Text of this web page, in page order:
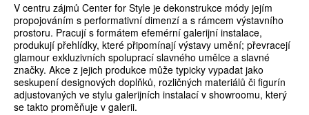
V centru zájmů Center for Style je dekonstrukce módy jejím
propojováním s performativní dimenzí a s rámcem výstavního
prostoru. Pracují s formátem efemérní galerijní instalace,
produkují přehlídky, které připomínají výstavy umění; převracejí
glamour exkluzivních spoluprací slavného umělce a slavné
značky. Akce z jejich produkce může typicky vypadat jako
seskupení designových doplňků, rozličných materiálů či figurín
adjustovaných ve stylu galerijních instalací v showroomu, který
se takto proměňuje v galerii.